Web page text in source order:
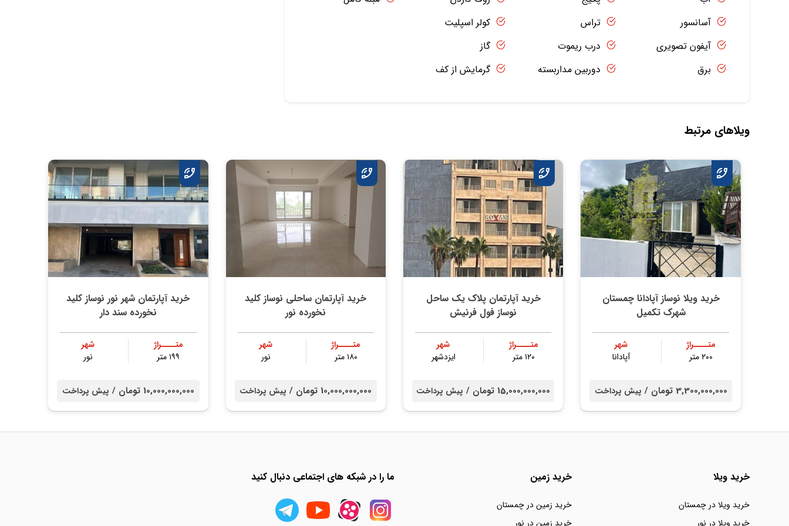
آسانسور
آیفون تصویری
برق
تراس
درب ریموت
دوربین مداربسته
کولر اسپلیت
گاز
گرمایش از کف
ویلاهای مرتبط
خرید ویلا نوساز آپادانا چمستان
شهرک تکمیل
متــــراژ
۲۰۰ متر
شهر
آپادانا
3,300,000,000 تومان / پیش پرداخت
خرید آپارتمان پلاک یک ساحل
نوساز فول فرنیش
متــــراژ
۱۲۰ متر
شهر
ایزدشهر
15,000,000,000 تومان / پیش پرداخت
خرید آپارتمان ساحلی نوساز کلید
نخورده نور
متــــراژ
۱۸۰ متر
شهر
نور
10,000,000,000 تومان / پیش پرداخت
خرید آپارتمان شهر نور نوساز کلید
نخورده سند دار
متــــراژ
۱۹۹ متر
شهر
نور
10,000,000,000 تومان / پیش پرداخت
خرید ویلا
خرید ویلا در چمستان
خرید ویلا در نور
خرید زمین
خرید زمین در چمستان
خرید زمین در نور
ما را در شبکه های اجتماعی دنبال کنید